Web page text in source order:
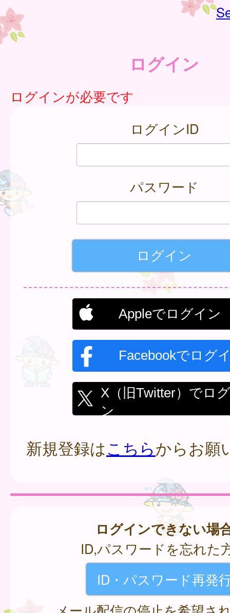
ログイン
ログインが必要です
ログインID
パスワード
Appleでログイン
Facebookでログ
X（旧Twitter）でロ
ン
新規登録はこちらからお願
ログインできない場
ID,パスワードを忘れた
ID・パスワード再発